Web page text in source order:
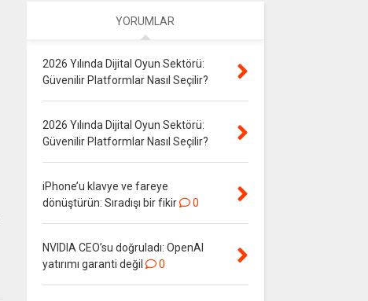
YORUMLAR
2026 Yılında Dijital Oyun Sektörü:
Güvenilir Platformlar Nasıl Seçilir?
2026 Yılında Dijital Oyun Sektörü:
Güvenilir Platformlar Nasıl Seçilir?
iPhone’u klavye ve fareye
dönüştürün: Sıradışı bir fikir
0
NVIDIA CEO’su doğruladı: OpenAI
yatırımı garanti değil
0